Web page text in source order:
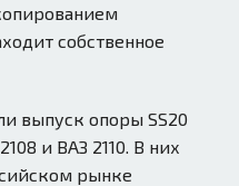
собственное
выпуск опоры SS20
и ВАЗ 2110. В них
рынке